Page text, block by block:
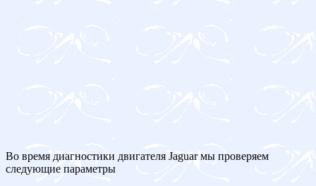
Во время диагностики двигателя Jaguar мы проверяем
следующие параметры